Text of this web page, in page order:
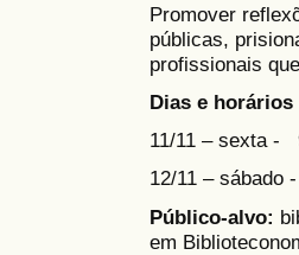
Promover
públicas,
profissionais
Dias e horários
11/11 – sexta -
12/11 – sábado
Público-alvo:
em